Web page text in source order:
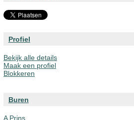
Profiel
Bekijk alle details
Maak een profiel
Blokkeren
Buren
A Prins